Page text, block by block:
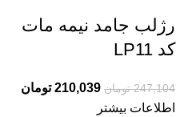
رژلب جامد نیمه مات
کد LP11
247,104 تومان 210,039 تومان
اطلاعات بیشتر